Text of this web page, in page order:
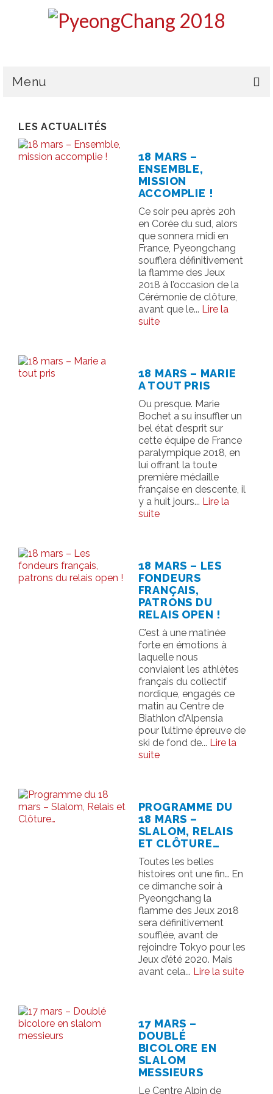
Menu
PYEONGCHANG 2018
LA DÉLÉGATION
MÉDAILLES & CLASSEMENT
HANDICAPS & CLASSIFICATIONS
LES ACTUALITÉS
18 MARS –
ENSEMBLE,
MISSION
ACCOMPLIE !
Ce soir peu après 20h
en Corée du sud, alors
que sonnera midi en
France, Pyeongchang
soufflera définitivement
la flamme des Jeux
2018 à l’occasion de la
Cérémonie de clôture,
avant que le... Lire la
suite
18 MARS – MARIE
A TOUT PRIS
Ou presque. Marie
Bochet a su insuffler un
bel état d’esprit sur
cette équipe de France
paralympique 2018, en
lui offrant la toute
première médaille
française en descente, il
y a huit jours... Lire la
suite
18 MARS – LES
FONDEURS
FRANÇAIS,
PATRONS DU
RELAIS OPEN !
C’est à une matinée
forte en émotions à
laquelle nous
conviaient les athlètes
français du collectif
nordique, engagés ce
matin au Centre de
Biathlon d’Alpensia
pour l’ultime épreuve de
ski de fond de... Lire la
suite
PROGRAMME DU
18 MARS –
SLALOM, RELAIS
ET CLÔTURE…
Toutes les belles
histoires ont une fin… En
ce dimanche soir à
Pyeongchang la
flamme des Jeux 2018
sera définitivement
soufflée, avant de
rejoindre Tokyo pour les
Jeux d’été 2020. Mais
avant cela... Lire la suite
17 MARS –
DOUBLÉ
BICOLORE EN
SLALOM
MESSIEURS
Le Centre Alpin de